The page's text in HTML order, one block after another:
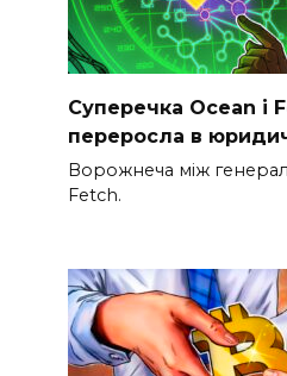
Суперечка Ocean і
переросла в
Ворожнеча між
Fetch.